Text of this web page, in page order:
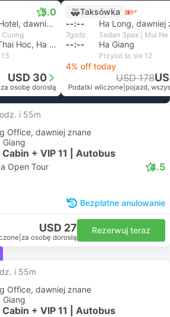
5.0
Tung Luxury Hotel, dawniej znane
222 Nguyen Thai Hoc, Ha Giang
USD 30
za osobę dorosłą
Taksówka
--:--
Ha Long, dawniej
7godz. Sedan 3pax | Mui
--:-- Ha Giang
Przylot śr, sie 12
4% off today
USD 178
Podatki wliczone pojazd,
i 55m
Office, dawniej znane
Giang
+ VIP 11 | Autobus
Open Tour 4.5
Bezpłatne anulowanie
USD 27
za osobę dorosłą
Rezerwuj teraz
i 55m
Office, dawniej znane
Giang
+ VIP 11 | Autobus